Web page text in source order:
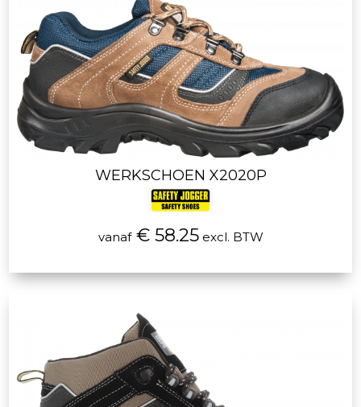
WERKSCHOEN X2020P
vanaf€ 58.25excl. BTW